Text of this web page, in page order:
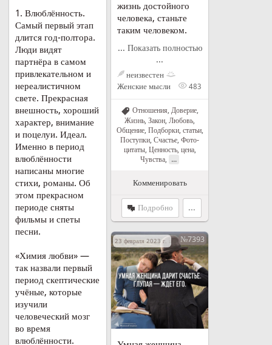
жизнь достойного
человека, станьте
таким человеком.
... Показать полностью
...
неизвестен
Женские мысли
483
Отношения, Доверие,
Жизнь Закон Любовь
Общение, Подборки, статьи,
Поступки Счастье Фото-
цитаты, Ценность, цена,
Чувства
...
Комменировать
Подробно ...
1. Влюблённость.
Самый первый этап
длится год-полтора.
Люди видят
партнёра в самом
привлекательном и
нереалистичном
свете. Прекрасная
внешность, хороший
характер, внимание
и поцелуи. Идеал.
Именно в период
влюблённости
написаны многие
стихи, романы. Об
этом прекрасном
периоде сняты
фильмы и спеты
песни.
«Химия любви» —
так назвали первый
период скептические
учёные, которые
изучили
человеческий мозг
во время
влюблённости.
23 февраля 2023 г. в 16:00№7393